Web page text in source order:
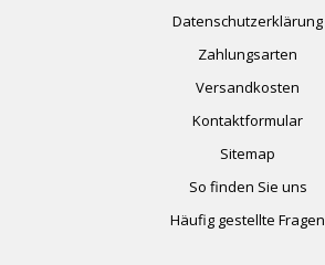
Datenschutzerklärung
Zahlungsarten
Versandkosten
Kontaktformular
Sitemap
So finden Sie uns
Häufig gestellte Fragen